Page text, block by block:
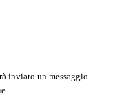
inviato un messaggio